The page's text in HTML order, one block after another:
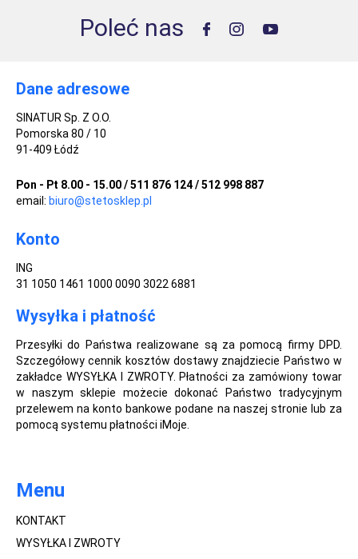
Poleć nas
Dane adresowe
SINATUR Sp. Z O.O.
Pomorska 80 / 10
91-409 Łódź
Pon - Pt 8.00 - 15.00 / 511 876 124 / 512 998 887
email: biuro@stetosklep.pl
Konto
ING
31 1050 1461 1000 0090 3022 6881
Wysyłka i płatność
Przesyłki do Państwa realizowane są za pomocą firmy DPD.
Szczegółowy cennik kosztów dostawy znajdziecie Państwo w
zakładce WYSYŁKA I ZWROTY. Płatności za zamówiony towar
w naszym sklepie możecie dokonać Państwo tradycyjnym
przelewem na konto bankowe podane na naszej stronie lub za
pomocą systemu płatności iMoje.
Menu
KONTAKT
WYSYŁKA I ZWROTY